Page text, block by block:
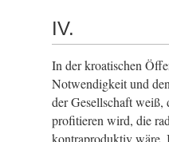
IV.
In der kroatischen
Notwendigkeit und
der Gesellschaft weiß,
profitieren wird, die
kontraproduktiv wäre.